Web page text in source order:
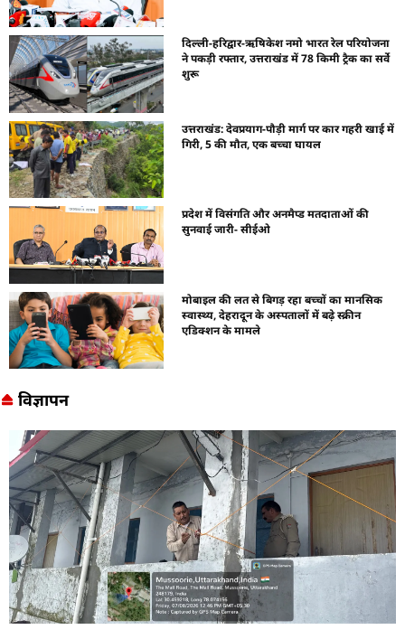
दिल्ली-हरिद्वार-ऋषिकेश नमो भारत रेल परियोजना
ने पकड़ी रफ्तार, उत्तराखंड में 78 किमी ट्रैक का सर्वे
शुरू
उत्तराखंड: देवप्रयाग-पौड़ी मार्ग पर कार गहरी खाई में
गिरी, 5 की मौत, एक बच्चा घायल
प्रदेश में विसंगति और अनमैप्ड मतदाताओं की
सुनवाई जारी- सीईओ
मोबाइल की लत से बिगड़ रहा बच्चों का मानसिक
स्वास्थ्य, देहरादून के अस्पतालों में बढ़े स्क्रीन
एडिक्शन के मामले
विज्ञापन